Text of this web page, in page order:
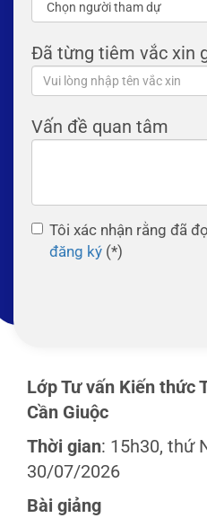
Đã từng tiêm vắc xin
Vấn đề quan tâm
Tôi xác nhận rằng đã
đăng ký (*)
Lớp Tư vấn Kiến thức
Cần Giuộc
Thời gian: 15h30, thứ
30/07/2026
Bài giảng